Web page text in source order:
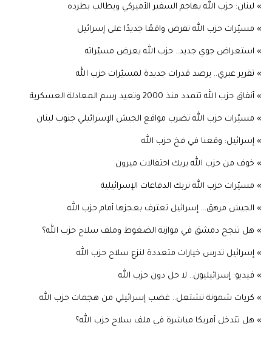
» لبنان: حزب الله يهاجم السفير الأميركي ويطالب بطرده
» مسيّرات حزب الله تفرض واقعًا جديدًا على إسرائيل
» استعراض جوي جديد.. حزب الله يعرض مسيّراته
» تقرير عبري.. يرصد قدرات جديدة لمسيّرات حزب الله
» أنفاق حزب الله تتمدد منذ 2000 وتعيد رسم المعادلة العسكرية
» مسيّرات حزب الله تضرب مواقع الجيش الإسرائيلي جنوب لبنان
» إسرائيل: وقعنا في فخ حزب الله
» خوف من حزب الله يربك احتفالات ميرون
» مسيّرات حزب الله تربك الدفاعات الإسرائيلية
» الجيش مرهق… إسرائيل تعترف بعجزها أمام حزب الله
» هل تنجح دمشق في موازنة الضغوط وملف سلاح حزب الله؟
» إسرائيل تدرس خيارات متعددة لنزع سلاح حزب الله
» فيديو: إسرائيليون.. لا حل دون حزب الله
» كريات شمونة تشتعل.. غضب إسرائيلي من هجمات حزب الله
» هل تتدخل أمريكا مباشرة في ملف سلاح حزب الله؟